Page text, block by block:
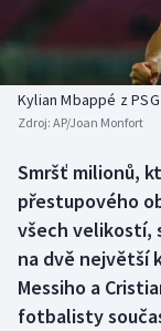
Basketbal
Biatlon
Box
Curling
Dostihy
Historické
Aplikace ČT
Kylian Mbappé z
Zdroj: AP/Joan Monfort
Smršť milionů,
přestupového
všech velikostí,
na dvě největší
Messiho a
fotbalisty